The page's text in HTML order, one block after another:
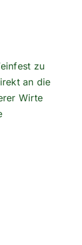
zu
an die
Wirte